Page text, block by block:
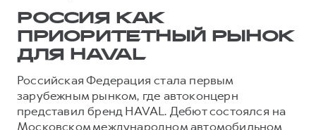
РОССИЯ КАК
ПРИОРИТЕТНЫЙ РЫНОК
ДЛЯ HAVAL
Российская Федерация стала первым
зарубежным рынком, где автоконцерн
представил бренд HAVAL. Дебют состоялся на
Московском международном автомобильном